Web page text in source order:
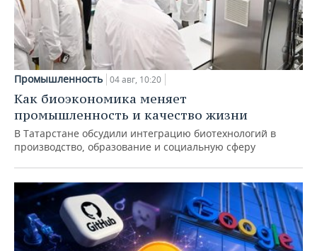
Промышленность 04 авг, 10:20
Как биоэкономика меняет
промышленность и качество жизни
В Татарстане обсудили интеграцию биотехнологий в
производство, образование и социальную сферу